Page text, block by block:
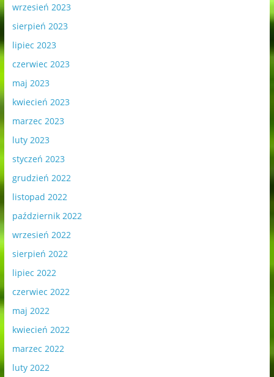
wrzesień 2023
sierpień 2023
lipiec 2023
czerwiec 2023
maj 2023
kwiecień 2023
marzec 2023
luty 2023
styczeń 2023
grudzień 2022
listopad 2022
październik 2022
wrzesień 2022
sierpień 2022
lipiec 2022
czerwiec 2022
maj 2022
kwiecień 2022
marzec 2022
luty 2022